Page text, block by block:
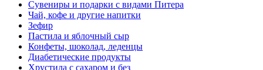
Сувениры и подарки с видами Питера
Чай, кофе и другие напитки
Зефир
Пастила и яблочный сыр
Конфеты, шоколад, леденцы
Диабетические продукты
Хрустила с сахаром и без